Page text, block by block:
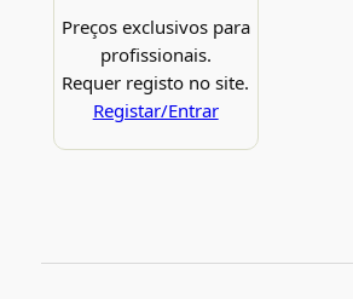
Preços exclusivos para
profissionais.
Requer registo no site.
Registar/Entrar